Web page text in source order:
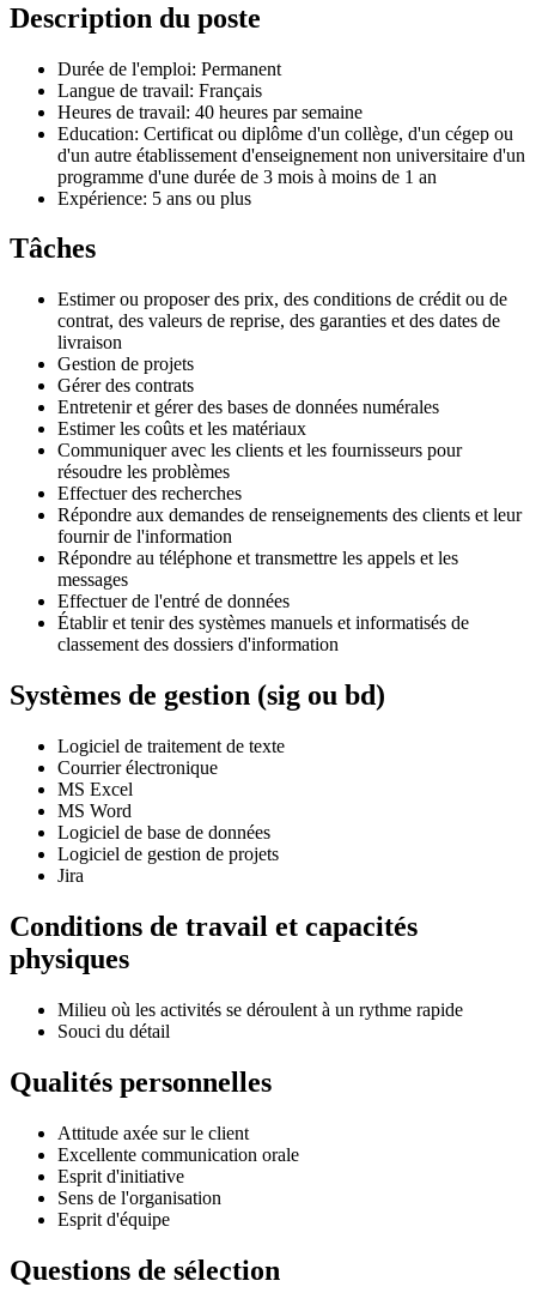
Description du poste
Durée de l'emploi: Permanent
Langue de travail: Français
Heures de travail: 40 heures par semaine
Education: Certificat ou diplôme d'un collège, d'un cégep ou
d'un autre établissement d'enseignement non universitaire d'un
programme d'une durée de 3 mois à moins de 1 an
Expérience: 5 ans ou plus
Tâches
Estimer ou proposer des prix, des conditions de crédit ou de
contrat, des valeurs de reprise, des garanties et des dates de
livraison
Gestion de projets
Gérer des contrats
Entretenir et gérer des bases de données numérales
Estimer les coûts et les matériaux
Communiquer avec les clients et les fournisseurs pour
résoudre les problèmes
Effectuer des recherches
Répondre aux demandes de renseignements des clients et leur
fournir de l'information
Répondre au téléphone et transmettre les appels et les
messages
Effectuer de l'entré de données
Établir et tenir des systèmes manuels et informatisés de
classement des dossiers d'information
Systèmes de gestion (sig ou bd)
Logiciel de traitement de texte
Courrier électronique
MS Excel
MS Word
Logiciel de base de données
Logiciel de gestion de projets
Jira
Conditions de travail et capacités
physiques
Milieu où les activités se déroulent à un rythme rapide
Souci du détail
Qualités personnelles
Attitude axée sur le client
Excellente communication orale
Esprit d'initiative
Sens de l'organisation
Esprit d'équipe
Questions de sélection